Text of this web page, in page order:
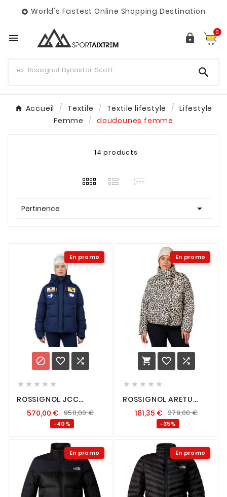
 World's Fastest Online Shopping Destination
  0

Accueil Textile Textile lifestyle
Lifestyle
Femme
doudounes femme
14 products
Pertinence 
En promo
  
    
ROSSIGNOL JCC
JACKET FEMME
COSMIC BLUE
570,00 € 950,00€
-40%
En promo
  
    
ROSSIGNOL ARETU
JACKET FEMME
NATURE WILD LEOPARD
181,35 € 279,00€
-35%
En promo En promo